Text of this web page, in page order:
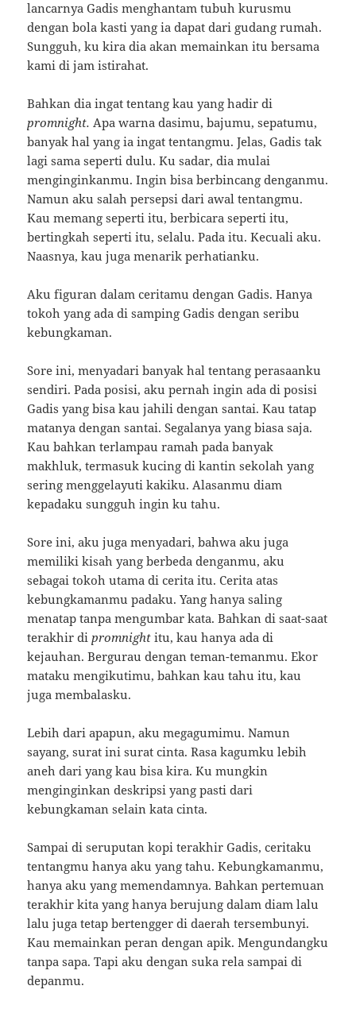
lancarnya Gadis menghantam tubuh kurusmu
dengan bola kasti yang ia dapat dari gudang rumah.
Sungguh, ku kira dia akan memainkan itu bersama
kami di jam istirahat.
Bahkan dia ingat tentang kau yang hadir di
promnight. Apa warna dasimu, bajumu, sepatumu,
banyak hal yang ia ingat tentangmu.Jelas, Gadis tak
lagi sama seperti dulu.Ku sadar, dia mulai
menginginkanmu.Ingin bisa berbincang denganmu.
Namun aku salah persepsi dari awal tentangmu.
Kau memang seperti itu, berbicara seperti itu,
bertingkah seperti itu, selalu.Pada itu.Kecuali aku.
Naasnya, kau juga menarik perhatianku.
Aku figuran dalam ceritamu dengan Gadis.Hanya
tokoh yang ada di samping Gadis dengan seribu
kebungkaman.
Sore ini, menyadari banyak hal tentang perasaanku
sendiri.Pada posisi, aku pernah ingin ada di posisi
Gadis yang bisa kau jahili dengan santai.Kau tatap
matanya dengan santai.Segalanya yang biasa saja.
Kau bahkan terlampau ramah pada banyak
makhluk, termasuk kucing di kantin sekolah yang
sering menggelayuti kakiku. Alasanmu diam
kepadaku sungguh ingin ku tahu.
Sore ini, aku juga menyadari, bahwa aku juga
memiliki kisah yang berbeda denganmu, aku
sebagai tokoh utama di cerita itu.Cerita atas
kebungkamanmu padaku.Yang hanya saling
menatap tanpa mengumbar kata.Bahkan di saat-saat
terakhir di promnight itu, kau hanya ada di
kejauhan.Bergurau dengan teman-temanmu.Ekor
mataku mengikutimu, bahkan kau tahu itu, kau
juga membalasku.
Lebih dari apapun, aku megagumimu.Namun
sayang, surat ini surat cinta.Rasa kagumku lebih
aneh dari yang kau bisa kira.Ku mungkin
menginginkan deskripsi yang pasti dari
kebungkaman selain kata cinta.
Sampai di seruputan kopi terakhir Gadis, ceritaku
tentangmu hanya aku yang tahu.Kebungkamanmu,
hanya aku yang memendamnya.Bahkan pertemuan
terakhir kita yang hanya berujung dalam diam lalu
lalu juga tetap bertengger di daerah tersembunyi.
Kau memainkan peran dengan apik.Mengundangku
tanpa sapa.Tapi aku dengan suka rela sampai di
depanmu.